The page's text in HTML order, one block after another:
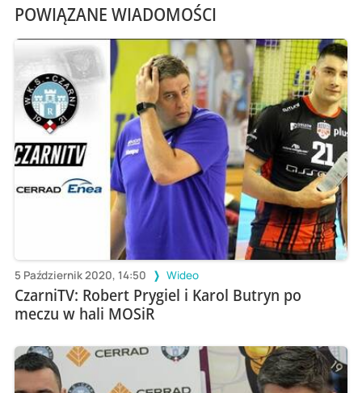
POWIĄZANE WIADOMOŚCI
5 Październik 2020, 14:50 Wideo
CzarniTV: Robert Prygiel i Karol Butryn po
meczu w hali MOSiR